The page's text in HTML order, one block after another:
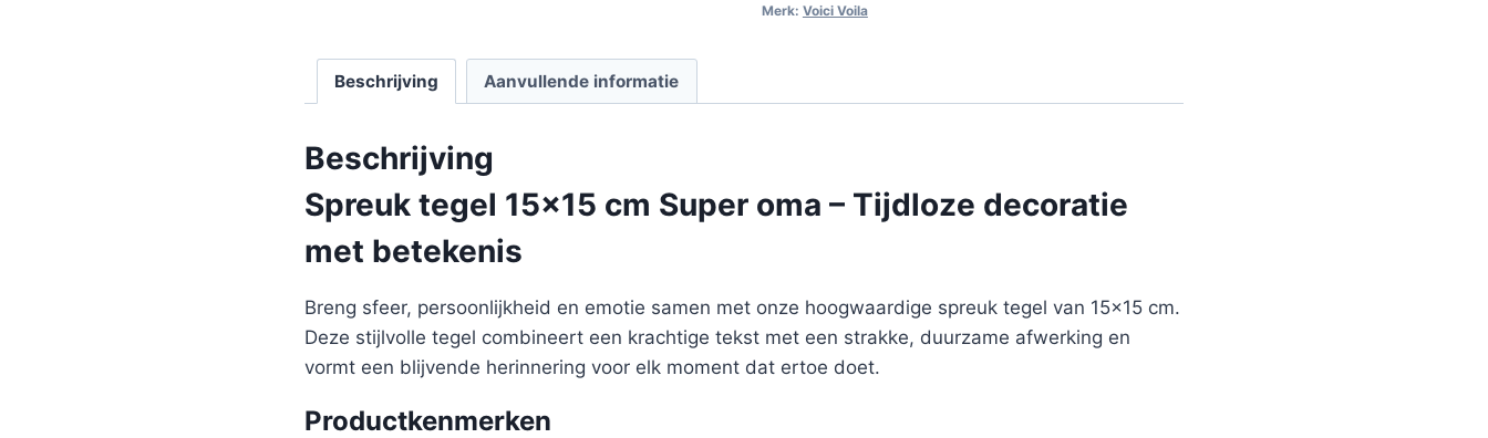
Merk: Voici Voila
Beschrijving Aanvullende informatie
Beschrijving
Spreuk tegel 15×15 cm Super oma – Tijdloze decoratie
met betekenis
Breng sfeer, persoonlijkheid en emotie samen met onze hoogwaardige spreuk tegel van 15×15 cm.
Deze stijlvolle tegel combineert een krachtige tekst met een strakke, duurzame afwerking en
vormt een blijvende herinnering voor elk moment dat ertoe doet.
Productkenmerken